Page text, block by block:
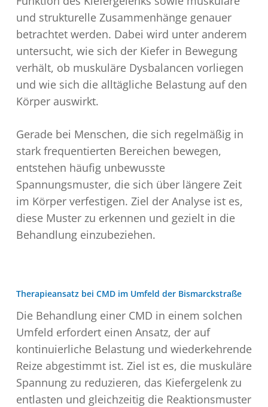
und strukturelle Zusammenhänge genauer
betrachtet werden. Dabei wird unter anderem
untersucht, wie sich der Kiefer in Bewegung
verhält, ob muskuläre Dysbalancen vorliegen
und wie sich die alltägliche Belastung auf den
Körper auswirkt.
Gerade bei Menschen, die sich regelmäßig in
stark frequentierten Bereichen bewegen,
entstehen häufig unbewusste
Spannungsmuster, die sich über längere Zeit
im Körper verfestigen. Ziel der Analyse ist es,
diese Muster zu erkennen und gezielt in die
Behandlung einzubeziehen.
Therapieansatz bei CMD im Umfeld der Bismarckstraße
Die Behandlung einer CMD in einem solchen
Umfeld erfordert einen Ansatz, der auf
kontinuierliche Belastung und wiederkehrende
Reize abgestimmt ist. Ziel ist es, die muskuläre
Spannung zu reduzieren, das Kiefergelenk zu
entlasten und gleichzeitig die Reaktionsmuster